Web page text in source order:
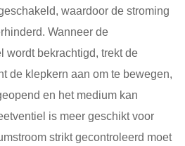
waardoor de stroming
Wanneer de
wordt bekrachtigd, trekt de
de klepkern aan om te bewegen,
en het medium kan
is meer geschikt voor
strikt gecontroleerd moet